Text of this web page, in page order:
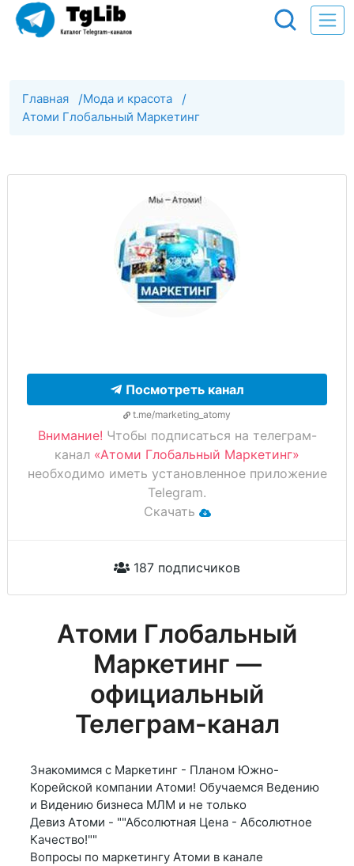
Главная /Мода и красота /
Атоми Глобальный Маркетинг
Посмотреть канал
t.me/marketing_atomy
Внимание! Чтобы подписаться на телеграм-
канал «Атоми Глобальный Маркетинг»
необходимо иметь установленное приложение
Telegram.
Скачать
187 подписчиков
Атоми Глобальный
Маркетинг —
официальный
Телеграм-канал
Знакомимся с Маркетинг - Планом Южно-
Корейской компании Атоми! Обучаемся Ведению
и Видению бизнеса МЛМ и не только
Девиз Атоми - ""Абсолютная Цена - Абсолютное
Качество!""
Вопросы по маркетингу Атоми в канале